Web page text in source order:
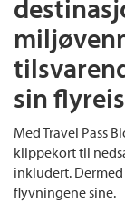
sin
Med Travel Pass
klippekort til
inkludert.
flyvningene sine.